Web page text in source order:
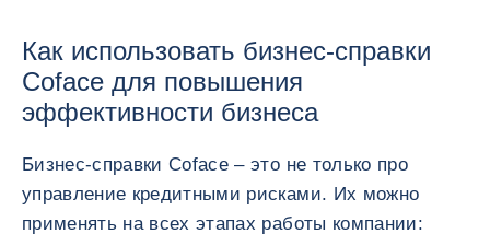
Как использовать бизнес-справки
Coface для повышения
эффективности бизнеса
Бизнес-справки Coface – это не только про
управление кредитными рисками. Их можно
применять на всех этапах работы компании: